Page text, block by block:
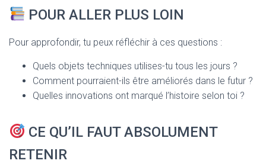
POUR ALLER PLUS LOIN
Pour approfondir, tu peux réfléchir à ces questions :
Quels objets techniques utilises-tu tous les jours ?
Comment pourraient-ils être améliorés dans le futur ?
Quelles innovations ont marqué l’histoire selon toi ?
CE QU’IL FAUT ABSOLUMENT
RETENIR